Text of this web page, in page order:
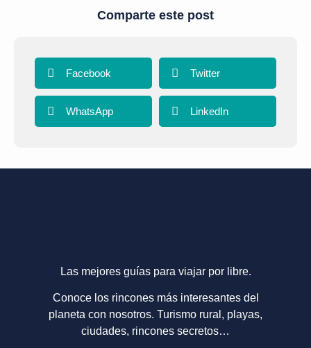
Comparte este post
Facebook Twitter
WhatsApp LinkedIn
Las mejores guías para viajar por libre.
Conoce los rincones más interesantes del
planeta con nosotros. Turismo rural, playas,
ciudades, rincones secretos…